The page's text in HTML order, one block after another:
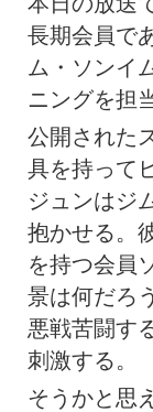
長期会員で
ム・ソンイ
ニングを担
公開された
具を持って
ジュンはジ
抱かせる。
を持つ会員
景は何だろ
悪戦苦闘す
刺激する。
そうかと思